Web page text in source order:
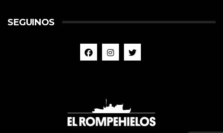
SEGUINOS